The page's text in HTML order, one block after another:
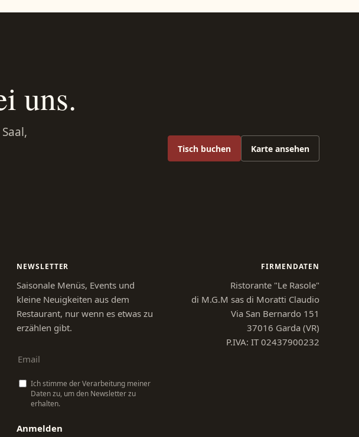
uns.
Tisch buchen Karte ansehen
NEWSLETTER
Saisonale Menüs, Events und
kleine Neuigkeiten aus dem
Restaurant, nur wenn es etwas zu
erzählen gibt.
Ich stimme der Verarbeitung meiner
Daten zu, um den Newsletter zu
erhalten.
Anmelden
FIRMENDATEN
Ristorante "Le Rasole"
di M.G.M sas di Moratti Claudio
Via San Bernardo 151
37016 Garda (VR)
P.IVA: IT 02437900232